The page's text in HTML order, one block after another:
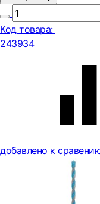
Код товара:
243934
добавлено к